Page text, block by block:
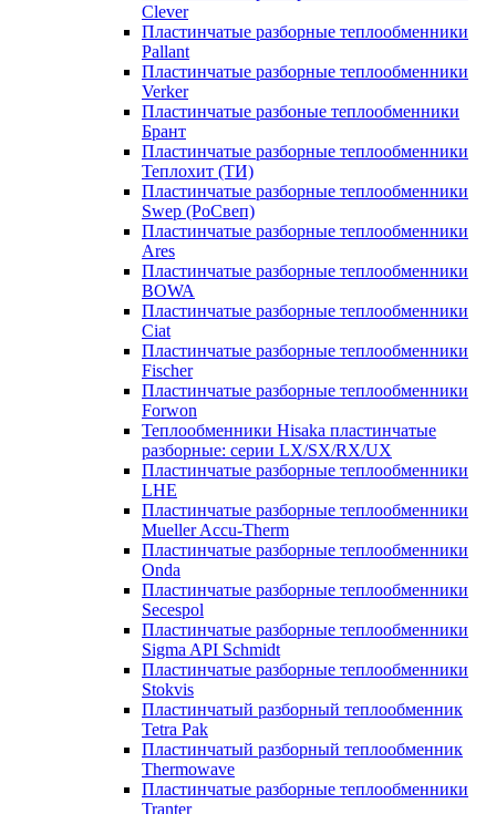
Clever
Пластинчатые разборные теплообменники
Pallant
Пластинчатые разборные теплообменники
Verker
Пластинчатые разбоные теплообменники
Брант
Пластинчатые разборные теплообменники
Теплохит (ТИ)
Пластинчатые разборные теплообменники
Swep (РоСвеп)
Пластинчатые разборные теплообменники
Ares
Пластинчатые разборные теплообменники
BOWA
Пластинчатые разборные теплообменники
Ciat
Пластинчатые разборные теплообменники
Fischer
Пластинчатые разборные теплообменники
Forwon
Теплообменники Hisaka пластинчатые
разборные: серии LX/SX/RX/UX
Пластинчатые разборные теплообменники
LHE
Пластинчатые разборные теплообменники
Mueller Accu-Therm
Пластинчатые разборные теплообменники
Onda
Пластинчатые разборные теплообменники
Secespol
Пластинчатые разборные теплообменники
Sigma API Schmidt
Пластинчатые разборные теплообменники
Stokvis
Пластинчатый разборный теплообменник
Tetra Pak
Пластинчатый разборный теплообменник
Thermowave
Пластинчатые разборные теплообменники
Tranter